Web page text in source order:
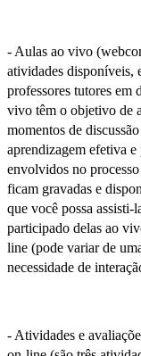
- Aulas ao vivo
atividades disponíveis,
professores tutores em
vivo têm o objetivo de
momentos de
aprendizagem efetiva
envolvidos no
ficam gravadas e
que você possa assisti-
participado delas ao
line (pode variar de
necessidade de
- Atividades e